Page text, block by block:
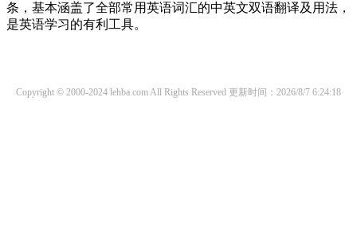
条，基本涵盖了全部常用英语词汇的中英文双语翻译及用法，
是英语学习的有利工具。
Copyright © 2000-2024 lehba.com All Rights Reserved 更新时间：2026/8/7 6:24:18